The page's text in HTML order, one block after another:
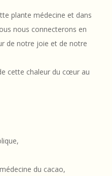
plante médecine et dans
nous connecterons en
de notre joie et de notre
cette chaleur du cœur au
du cacao,